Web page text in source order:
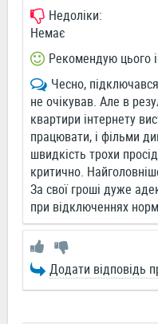
Недоліки:
Немає
Рекомендую цього
Чесно,
не очікував. Але в
квартири інтернету
працювати, і фільми
швидкість трохи
критично.
За свої гроші дуже
при відключеннях
Додати відповідь